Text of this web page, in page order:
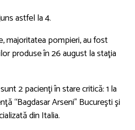
astfel la 4.
majoritatea pompieri, au fost
produse în 26 august la staţia
2 pacienţi în stare critică: 1 la
“Bagdasar Arseni” Bucureşti şi
din Italia.